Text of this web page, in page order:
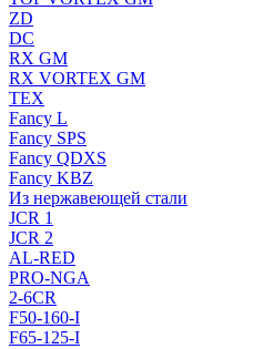
ZD
DC
RX GM
RX VORTEX GM
TEX
Fancy L
Fancy SPS
Fancy QDXS
Fancy KBZ
Из нержавеющей стали
JCR 1
JCR 2
AL-RED
PRO-NGA
2-6CR
F50-160-I
F65-125-I